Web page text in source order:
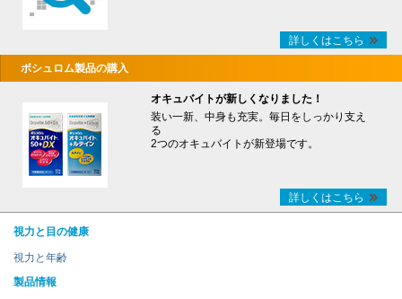
詳しくはこちら
ボシュロム製品の購入
オキュバイトが新しくなりました！
装い一新、中身も充実。毎日をしっかり支え
る
2つのオキュバイトが新登場です。
詳しくはこちら
視力と目の健康
視力と年齢
製品情報